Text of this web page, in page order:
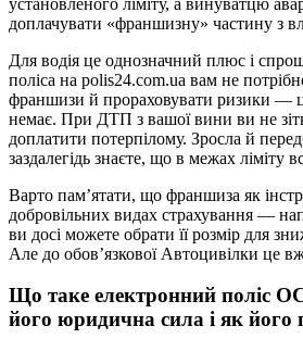
доплачувати «франшизну» частину з
Для водія це однозначний плюс і
поліса на polis24.com.ua вам не
франшизи й прораховувати ризики —
немає. При ДТП з вашої вини ви не
доплатити потерпілому. Зросла й
заздалегідь знаєте, що в межах ліміту
Варто пам’ятати, що франшиза як
добровільних видах страхування —
ви досі можете обрати її розмір для
Але до обов’язкової Автоцивілки це
Що таке електронний поліс
його юридична сила і як його